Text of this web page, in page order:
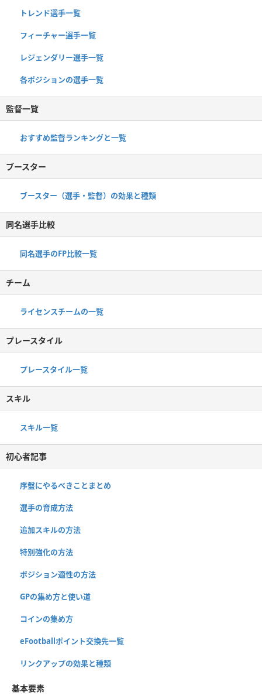
トレンド選手一覧
フィーチャー選手一覧
レジェンダリー選手一覧
各ポジションの選手一覧
監督一覧
おすすめ監督ランキングと一覧
ブースター
ブースター（選手・監督）の効果と種類
同名選手比較
同名選手のFP比較一覧
チーム
ライセンスチームの一覧
プレースタイル
プレースタイル一覧
スキル
スキル一覧
初心者記事
序盤にやるべきことまとめ
選手の育成方法
追加スキルの方法
特別強化の方法
ポジション適性の方法
GPの集め方と使い道
コインの集め方
eFootballポイント交換先一覧
リンクアップの効果と種類
基本要素